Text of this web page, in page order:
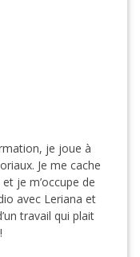
je joue à
Je me cache
je m’occupe de
avec Leriana et
travail qui plait